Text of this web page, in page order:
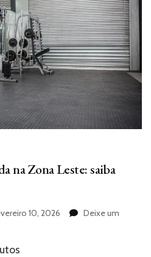
na Zona Leste: saiba
10, 2026
Deixe um